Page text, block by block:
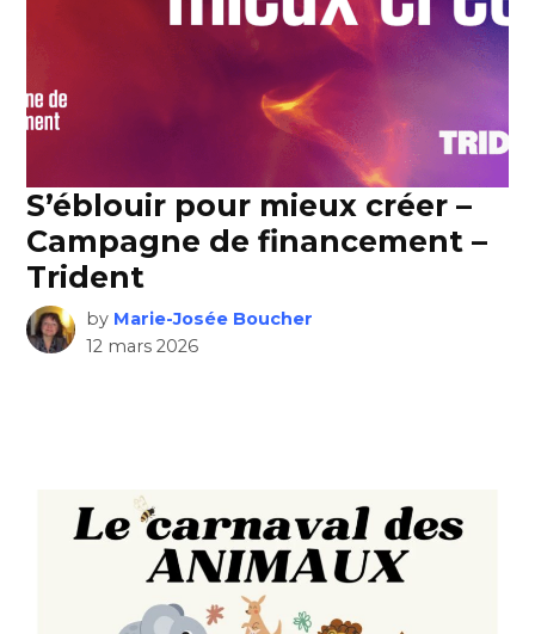
S’éblouir pour mieux créer –
Campagne de financement –
Trident
by Marie-Josée Boucher
12 mars 2026